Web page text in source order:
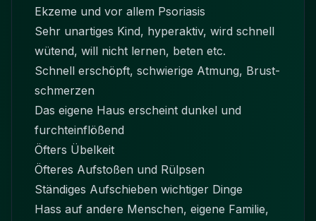
Ekzeme und vor allem Psoriasis
Sehr unartiges Kind, hyperaktiv, wird schnell
wütend, will nicht lernen, beten etc.
Schnell erschöpft, schwierige Atmung, Brust-
schmerzen
Das eigene Haus erscheint dunkel und
furchteinflößend
Öfters Übelkeit
Öfteres Aufstoßen und Rülpsen
Ständiges Aufschieben wichtiger Dinge
Hass auf andere Menschen, eigene Familie,